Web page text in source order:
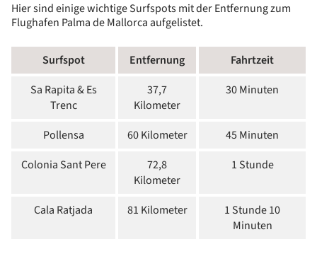
Hier sind einige wichtige Surfspots mit der Entfernung zum
Flughafen Palma de Mallorca aufgelistet.
Surfspot Entfernung
Fahrtzeit
Sa Rapita & Es
Trenc
37,7
Kilometer
30 Minuten
Pollensa 60 Kilometer
45 Minuten
Colonia Sant Pere
72,8
Kilometer
1 Stunde
Cala Ratjada 81 Kilometer
1 Stunde 10
Minuten